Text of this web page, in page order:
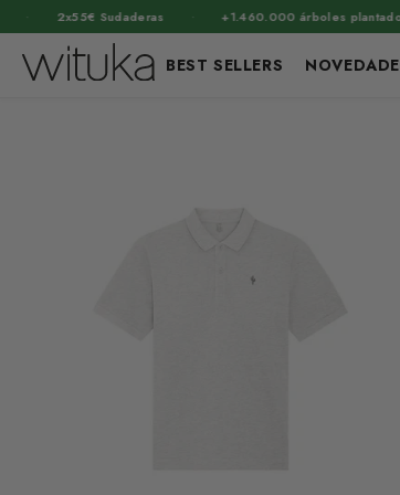
2x55€ Sudaderas · +1.460.000 árboles plantados
BEST SELLERS